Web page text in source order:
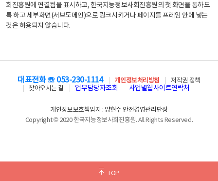
회진흥원에 연결됨을 표시하고, 한국지능정보사회진흥원의 첫 화면을 통하도
록 하고 세부화면(서브도메인)으로 링크시키거나 페이지를 프레임 안에 넣는
것은 허용되지 않습니다.
TOP
대표전화 ☏ 053-230-1114 개인정보처리방침
저작권 정책
찾아오시는 길
업무담당자조회 사업별웹사이트연락처
개인정보보호책임자 : 양현수 안전경영관리단장
Copyright © 2020 한국지능정보사회진흥원. All Rights Reserved.